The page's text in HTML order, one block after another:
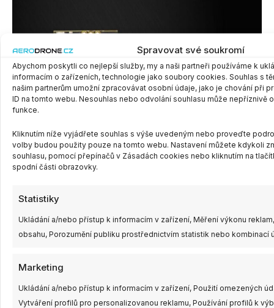
Spravovat své soukromí
Abychom poskytli co nejlepší služby, my a naši partneři používáme k
informacím o zařízeních, technologie jako soubory cookies. Souhlas s
našim partnerům umožní zpracovávat osobní údaje, jako je chování při
ID na tomto webu. Nesouhlas nebo odvolání souhlasu může nepříznivě
funkce.
Kliknutím níže vyjádřete souhlas s výše uvedeným nebo proveďte
volby budou použity pouze na tomto webu. Nastavení můžete kdykoli
souhlasu, pomocí přepínačů v Zásadách cookies nebo kliknutím na
spodní části obrazovky.
Statistiky
Ukládání a/nebo přístup k informacím v zařízení, Měření výkonu
obsahu, Porozumění publiku prostřednictvím statistik nebo kombinací
Marketing
Ukládání a/nebo přístup k informacím v zařízení, Použití omezených
Vytváření profilů pro personalizovanou reklamu, Používání profilů k